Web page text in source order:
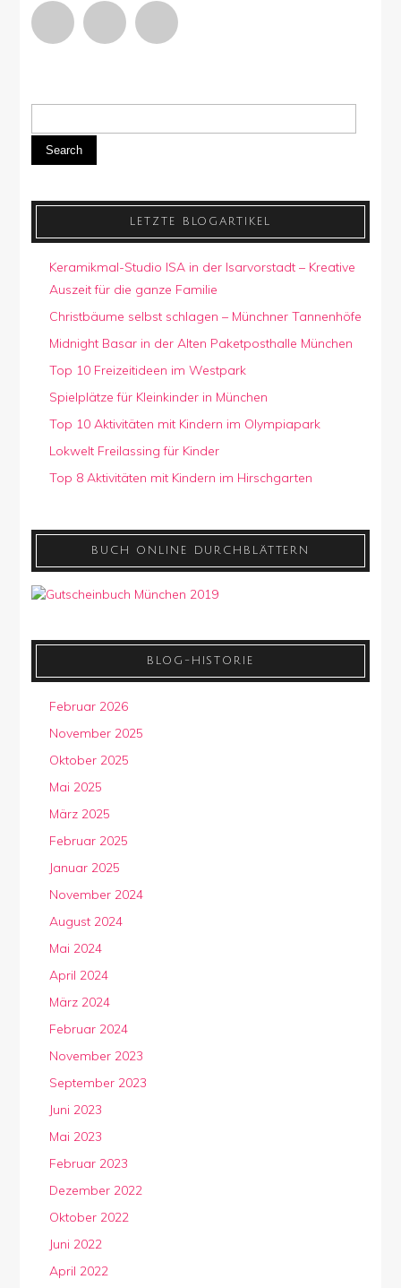
Search
LETZTE BLOGARTIKEL
Keramikmal-Studio ISA in der Isarvorstadt – Kreative
Auszeit für die ganze Familie
Christbäume selbst schlagen – Münchner Tannenhöfe
Midnight Basar in der Alten Paketposthalle München
Top 10 Freizeitideen im Westpark
Spielplätze für Kleinkinder in München
Top 10 Aktivitäten mit Kindern im Olympiapark
Lokwelt Freilassing für Kinder
Top 8 Aktivitäten mit Kindern im Hirschgarten
BUCH ONLINE DURCHBLÄTTERN
BLOG-HISTORIE
Februar 2026
November 2025
Oktober 2025
Mai 2025
März 2025
Februar 2025
Januar 2025
November 2024
August 2024
Mai 2024
April 2024
März 2024
Februar 2024
November 2023
September 2023
Juni 2023
Mai 2023
Februar 2023
Dezember 2022
Oktober 2022
Juni 2022
April 2022